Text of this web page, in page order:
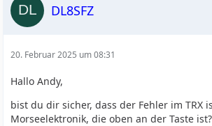
DL8SFZ
20. Februar 2025 um 08:31
Hallo Andy,
bist du dir sicher, dass der Fehler im TRX
Morseelektronik, die oben an der Taste ist?